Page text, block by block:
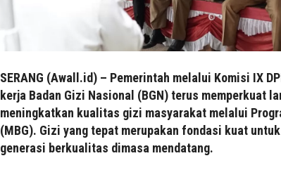
SERANG (Awall.id) – Pemerintah melalui Komisi IX
kerja Badan Gizi Nasional (BGN) terus memperkuat
meningkatkan kualitas gizi masyarakat melalui
(MBG). Gizi yang tepat merupakan fondasi kuat
generasi berkualitas dimasa mendatang.